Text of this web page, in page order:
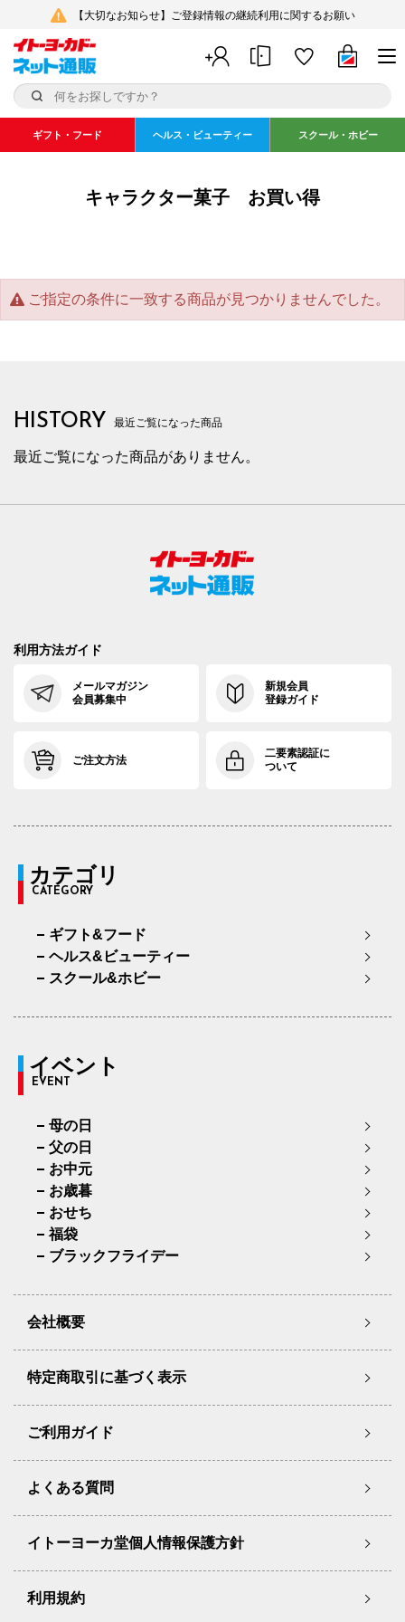
【大切なお知らせ】ご登録情報の継続利用に関するお願い
ギフト・フード ヘルス・ビューティー スクール・ホビー
キャラクター菓子 お買い得
ご指定の条件に一致する商品が見つかりませんでした。
HISTORY 最近ご覧になった商品
最近ご覧になった商品がありません。
利用方法ガイド
メールマガジン
会員募集中
新規会員
登録ガイド
ご注文方法
二要素認証に
ついて
カテゴリ
CATEGORY
ギフト&フード
ヘルス&ビューティー
スクール&ホビー
イベント
EVENT
母の日
父の日
お中元
お歳暮
おせち
福袋
ブラックフライデー
会社概要
特定商取引に基づく表示
ご利用ガイド
よくある質問
イトーヨーカ堂個人情報保護方針
利用規約